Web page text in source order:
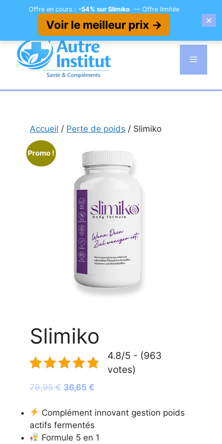
contenu
Menu
Accueil / Perte de poids / Slimiko
Promo !
Slimiko
4.8/5 - (963
votes)
79,95€ Le
initial
était :
79,95 €.
36,65 €
actuel
36,65 €.
Complément innovant gestion poids
actifs fermentés
Formule 5 en 1
Offre en cours : -54% sur Slimiko — Offre limitée
Voir le meilleur prix → ✕